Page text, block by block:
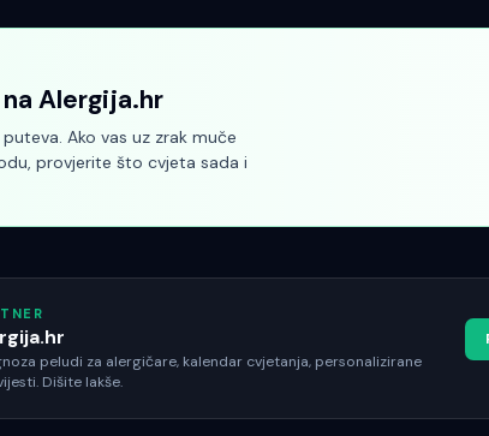
Alergija.hr
Ako vas uz zrak muče
, provjerite što cvjeta sada i
peludi za alergičare, kalendar cvjetanja, personalizirane
Dišite lakše.